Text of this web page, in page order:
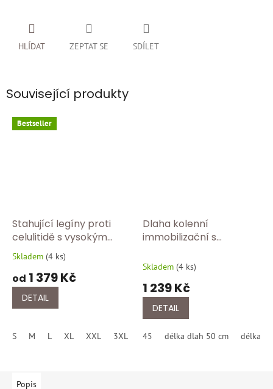
ZEPTAT SE
HLÍDAT SDÍLET
Související produkty
Bestseller
Stahující legíny proti
celulitidě s vysokým
pasem – modelující
efekt FC 609Y/černa
Průměrné
produktu
5,0
hvězdiček.
Skladem (4 ks)
od 1 379 Kč
DETAIL
S M L XL XXL 3XL 4XL 5XL
Dlaha kolenní
immobilizační s
BORT 145 000
Skladem (4 ks)
1 239 Kč
DETAIL
45 délka dlah 50 cm délka
Popis